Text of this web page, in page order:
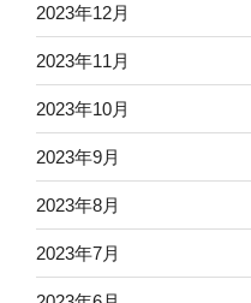
2023年12月
2023年11月
2023年10月
2023年9月
2023年8月
2023年7月